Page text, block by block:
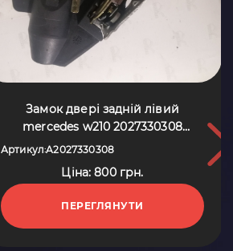
Замок двері задній лівий
mercedes w210 2027330308
Mercedes-Benz E-Class W210
Артикул:A2027330308
Ціна: 800 грн.
ПЕРЕГЛЯНУТИ